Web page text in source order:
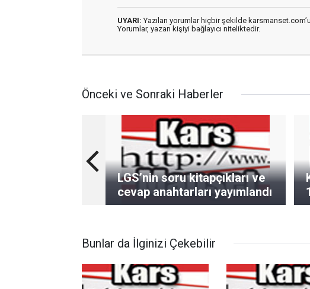
UYARI: Yazılan yorumlar hiçbir şekilde
Yorumlar, yazan kişiyi bağlayıcı niteliktedir.
Önceki ve Sonraki Haberler
LGS’nin soru kitapçıkları ve
cevap anahtarları yayımlandı
Bunlar da İlginizi Çekebilir